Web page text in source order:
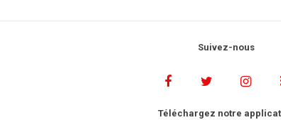
Suivez-nous
Téléchargez notre